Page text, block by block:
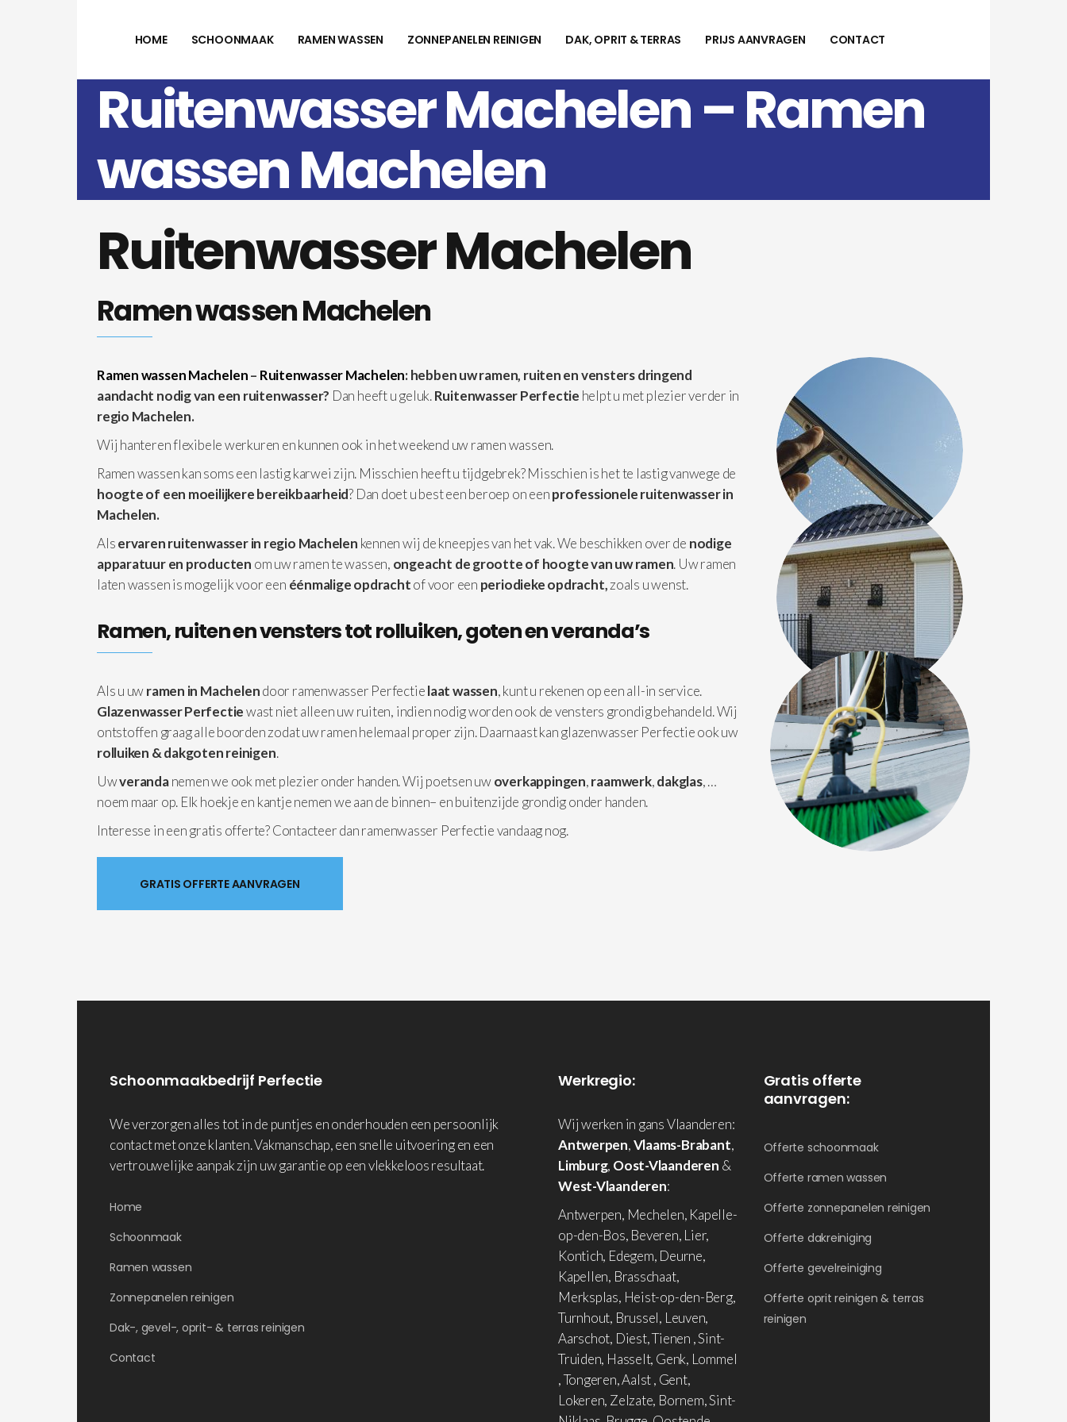
HOME SCHOONMAAK RAMEN WASSEN ZONNEPANELEN REINIGEN DAK, OPRIT & TERRAS PRIJS AANVRAGEN CONTACT
Ruitenwasser Machelen – Ramen
wassen Machelen
Ruitenwasser Machelen
Ramen wassen Machelen
Ramen wassen Machelen– Ruitenwasser Machelen: hebben uw ramen, ruiten en vensters dringend
aandacht nodig van een ruitenwasser? Dan heeft u geluk.Ruitenwasser Perfectie helpt u met plezier verder in
regio Machelen.
Wij hanteren flexibele werkuren en kunnen ook in het weekend uw ramen wassen.
Ramen wassen kan soms een lastig karwei zijn. Misschien heeft u tijdgebrek? Misschien is het te lastig vanwege de
hoogte of een moeilijkere bereikbaarheid? Dan doet u best een beroep on eenprofessioneleruitenwasser in
Machelen.
Alservaren ruitenwasser in regio Machelen kennen wij de kneepjes van het vak. We beschikken over de nodige
apparatuuren producten om uw ramen te wassen, ongeacht de grootte of hoogte van uw ramen. Uw ramen
laten wassen is mogelijk voor een éénmalige opdrachtof voor een periodieke opdracht,zoals u wenst.
Ramen, ruiten en vensters tot rolluiken, goten en veranda’s
Als u uwramen in Machelendoor ramenwasser Perfectielaat wassen, kunt u rekenen op een all-in service.
Glazenwasser Perfectiewast niet alleen uw ruiten, indien nodig worden ook de vensters grondig behandeld. Wij
ontstoffen graag alle boorden zodat uw ramen helemaal proper zijn. Daarnaast kan glazenwasser Perfectie ook uw
rolluiken & dakgoten reinigen.
Uwverandanemen we ook met plezier onder handen. Wij poetsen uwoverkappingen,raamwerk,dakglas, …
noem maar op. Elk hoekje en kantje nemen we aan de binnen– en buitenzijde grondig onder handen.
Interesse in een gratis offerte? Contacteer dan ramenwasser Perfectie vandaag nog.
GRATIS OFFERTE AANVRAGEN
Schoonmaakbedrijf Perfectie
We verzorgen alles tot in de puntjes en onderhouden een persoonlijk
contact met onze klanten. Vakmanschap, een snelle uitvoering en een
vertrouwelijke aanpak zijn uw garantie op een vlekkeloos resultaat.
Home
Schoonmaak
Ramen wassen
Zonnepanelen reinigen
Dak-, gevel-, oprit- & terras reinigen
Contact
Werkregio:
Wij werken in gans Vlaanderen:
Antwerpen,Vlaams-Brabant,
Limburg, Oost-Vlaanderen &
West-Vlaanderen:
Antwerpen, Mechelen, Kapelle-
op-den-Bos, Beveren, Lier,
Kontich, Edegem, Deurne,
Kapellen, Brasschaat,
Merksplas, Heist-op-den-Berg,
Turnhout, Brussel, Leuven,
Aarschot, Diest, Tienen , Sint-
Truiden, Hasselt, Genk, Lommel
, Tongeren, Aalst , Gent,
Lokeren, Zelzate, Bornem, Sint-
Gratis offerte
aanvragen:
Offerte schoonmaak
Offerte ramen wassen
Offerte zonnepanelen reinigen
Offerte dakreiniging
Offerte gevelreiniging
Offerte oprit reinigen & terras
reinigen